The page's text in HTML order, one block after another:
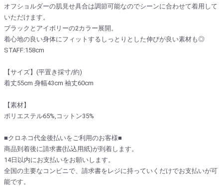
オフショルダーの肌見せ具合は調節可能なのでシーンに合わせて着用して
いただけます。
ブラックとアイボリーの2カラー展開。
着心地の良い身体にフィットするしっとりとした伸びが良い素材も◎
STAFF:158cm
【サイズ】(平置き採寸/約)
着丈55cm 身幅43cm 袖丈60cm
【素材】
ポリエステル65%,コットン35%
■クロネコ代金後払いをご利用のお客様■
商品到着後に請求書(払込用紙)が到着します。
14日以内にお支払いをお願いします。
全国の主要なコンビニで、請求書をレジに持っていくだけでお支払いが可
能です。